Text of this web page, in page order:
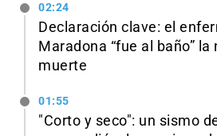
02:24
Declaración clave: el
Maradona “fue al baño”
muerte
01:55
"Corto y seco": un sismo